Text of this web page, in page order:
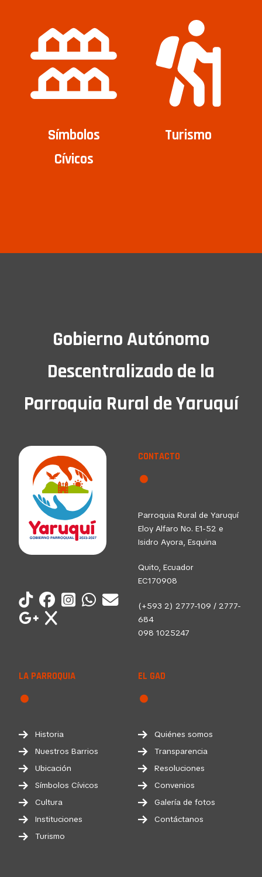
Símbolos
Cívicos
Turismo
Gobierno Autónomo
Descentralizado de la
Parroquia Rural de Yaruquí
CONTACTO
Parroquia Rural de Yaruquí
Eloy Alfaro No. E1-52 e
Isidro Ayora, Esquina
Quito, Ecuador
EC170908
(+593 2) 2777-109 / 2777-
684
098 1025247
LA PARROQUIA
Historia
Nuestros Barrios
Ubicación
Símbolos Cívicos
Cultura
Instituciones
Turismo
EL GAD
Quiénes somos
Transparencia
Resoluciones
Convenios
Galería de fotos
Contáctanos